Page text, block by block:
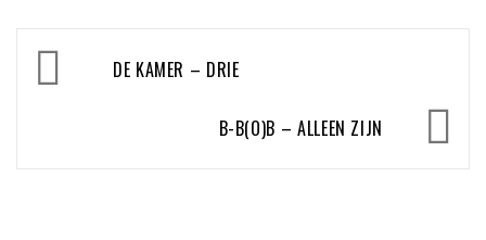
Bericht
navigatieDE KAMER – DRIE
B-B(O)B – ALLEEN ZIJN